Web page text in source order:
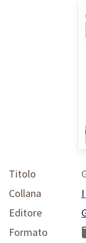
Titolo
Collana
Editore
Formato